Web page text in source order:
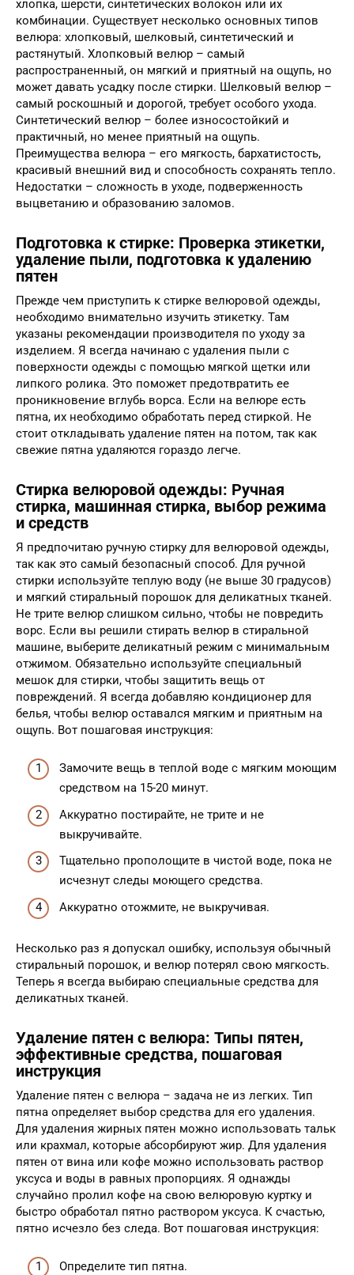
хлопка, шерсти, синтетических волокон или их
комбинации. Существует несколько основных типов
велюра: хлопковый, шелковый, синтетический и
растянутый. Хлопковый велюр – самый
распространенный, он мягкий и приятный на ощупь, но
может давать усадку после стирки. Шелковый велюр –
самый роскошный и дорогой, требует особого ухода.
Синтетический велюр – более износостойкий и
практичный, но менее приятный на ощупь.
Преимущества велюра – его мягкость, бархатистость,
красивый внешний вид и способность сохранять тепло.
Недостатки – сложность в уходе, подверженность
выцветанию и образованию заломов.
Подготовка к стирке: Проверка этикетки,
удаление пыли, подготовка к удалению
пятен
Прежде чем приступить к стирке велюровой одежды,
необходимо внимательно изучить этикетку. Там
указаны рекомендации производителя по уходу за
изделием. Я всегда начинаю с удаления пыли с
поверхности одежды с помощью мягкой щетки или
липкого ролика. Это поможет предотвратить ее
проникновение вглубь ворса. Если на велюре есть
пятна, их необходимо обработать перед стиркой. Не
стоит откладывать удаление пятен на потом, так как
свежие пятна удаляются гораздо легче.
Стирка велюровой одежды: Ручная
стирка, машинная стирка, выбор режима
и средств
Я предпочитаю ручную стирку для велюровой одежды,
так как это самый безопасный способ. Для ручной
стирки используйте теплую воду (не выше 30 градусов)
и мягкий стиральный порошок для деликатных тканей.
Не трите велюр слишком сильно, чтобы не повредить
ворс. Если вы решили стирать велюр в стиральной
машине, выберите деликатный режим с минимальным
отжимом. Обязательно используйте специальный
мешок для стирки, чтобы защитить вещь от
повреждений. Я всегда добавляю кондиционер для
белья, чтобы велюр оставался мягким и приятным на
ощупь. Вот пошаговая инструкция:
Замочите вещь в теплой воде с мягким моющим
средством на 15-20 минут.
Аккуратно постирайте, не трите и не
выкручивайте.
Тщательно прополощите в чистой воде, пока не
исчезнут следы моющего средства.
Аккуратно отожмите, не выкручивая.
Несколько раз я допускал ошибку, используя обычный
стиральный порошок, и велюр потерял свою мягкость.
Теперь я всегда выбираю специальные средства для
деликатных тканей.
Удаление пятен с велюра: Типы пятен,
эффективные средства, пошаговая
инструкция
Удаление пятен с велюра – задача не из легких. Тип
пятна определяет выбор средства для его удаления.
Для удаления жирных пятен можно использовать тальк
или крахмал, которые абсорбируют жир. Для удаления
пятен от вина или кофе можно использовать раствор
уксуса и воды в равных пропорциях. Я однажды
случайно пролил кофе на свою велюровую куртку и
быстро обработал пятно раствором уксуса. К счастью,
пятно исчезло без следа. Вот пошаговая инструкция:
Определите тип пятна.